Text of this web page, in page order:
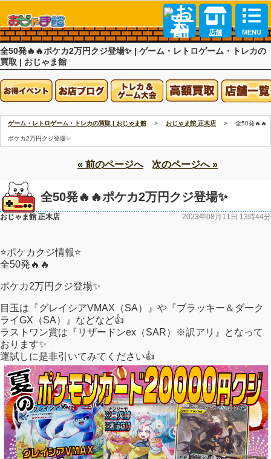
店舗 MENU
全50発🔥🔥ポケカ2万円クジ登場✨ | ゲーム・レトロゲーム・トレカの
買取 | おじゃま館
ゲーム・レトロゲーム・トレカの買取 | おじゃま館 おじゃま館 正木店 全50発🔥🔥
ポケカ2万円クジ登場✨
« 前のページへ 次のページへ »
全50発🔥🔥ポケカ2万円クジ登場✨
おじゃま館 正木店 2023年08月11日 13時44分
⭐ポケカクジ情報⭐
全50発🔥🔥
ポケカ2万円クジ登場✨
目玉は『グレイシアVMAX（SA）』や『ブラッキー＆ダーク
ライGX（SA）』などなど👍
ラストワン賞は『リザードンex（SAR）※訳アリ』となって
おります✨
運試しに是非引いてみてください👍